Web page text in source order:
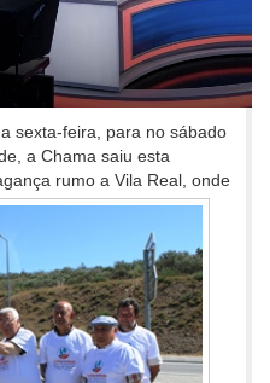
sexta-feira, para no sábado
a Chama saiu esta
rumo a Vila Real, onde